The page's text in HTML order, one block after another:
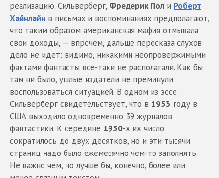
реализацию. Сильверберг, Фредерик Пол и Роберт
Хайнлайн в письмах и воспоминаниях предполагают,
что таким образом американская мафия отмывала
свои доходы, — впрочем, дальше пересказа слухов
дело не идет: видимо, никакими неопровержимыми
фактами фантасты все-таки не располагали. Как бы
там ни было, ушлые издатели не преминули
воспользоваться ситуацией. В одном из эссе
Сильверберг свидетельствует, что в 1953 году в
США выходило одновременно 39 журналов
фантастики. К середине 1950-х их число
сократилось до двух десятков, но и эти тысячи
страниц надо было ежемесячно чем-то заполнять.
Не важно чем, но лучше бы, конечно, более или